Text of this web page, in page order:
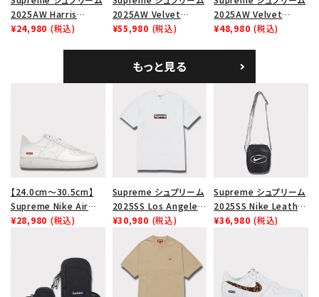
2025AW Harris
Tweed Camp Cap ハ
¥24,980 (税込)
2025AW Velvet
Backpack ベルベット
¥55,980 (税込)
2025AW Velvet
Small Messenger
レッドレオパード
¥48,980 (税込)
もっと見る
【24.0cm～30.5cm】
Supreme Nike Air
Force 1 Low シュプリ
¥28,980 (税込)
Supreme シュプリーム
2025SS Los Angeles
Fire Relief Box Logo
Tee ファイヤーリリーフ
ボックスロゴTシャツ ホ
ワイト 白
¥30,980 (税込)
Supreme シュプリーム
2025SS Nike Leather
Shoulder Bag ナイキ
¥36,980 (税込)